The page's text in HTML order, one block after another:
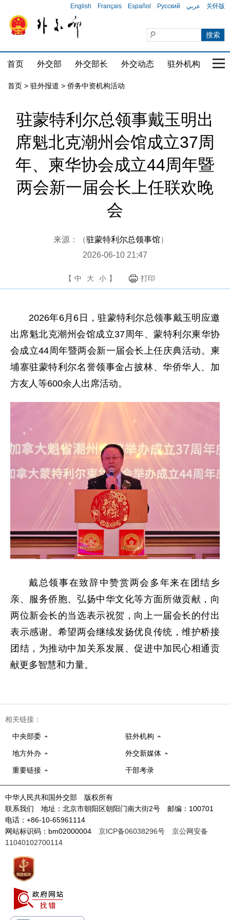
English Français Español Русский عربي 关怀版
首页 外交部 外交部长 外交动态 驻外机构 国
首页 > 驻外报道 > 侨务中资机构活动
驻蒙特利尔总领事戴玉明出
席魁北克潮州会馆成立37周
年、柬华协会成立44周年暨
两会新一届会长上任联欢晚
会
来源：（驻蒙特利尔总领事馆）
2026-06-10 21:47
【 中 大 小 】 打印
2026年6月6日，驻蒙特利尔总领事戴玉明应邀
出席魁北克潮州会馆成立37周年、蒙特利尔柬华协
会成立44周年暨两会新一届会长上任庆典活动。柬
埔寨驻蒙特利尔名誉领事金占披林、华侨华人、加
方友人等600余人出席活动。
戴总领事在致辞中赞赏两会多年来在团结乡
亲、服务侨胞、弘扬中华文化等方面所做贡献，向
两位新会长的当选表示祝贺，向上一届会长的付出
表示感谢。希望两会继续发扬优良传统，维护桥接
团结，为推动中加关系发展、促进中加民心相通贡
献更多智慧和力量。
相关链接：
中央部委 驻外机构
地方外办 外交新媒体
重要链接 干部考录
中华人民共和国外交部 版权所有
联系我们 地址：北京市朝阳区朝阳门南大街2号 邮编：100701
电话：+86-10-65961114
网站标识码：bm02000004 京ICP备06038296号
京公网安备
11040102700114